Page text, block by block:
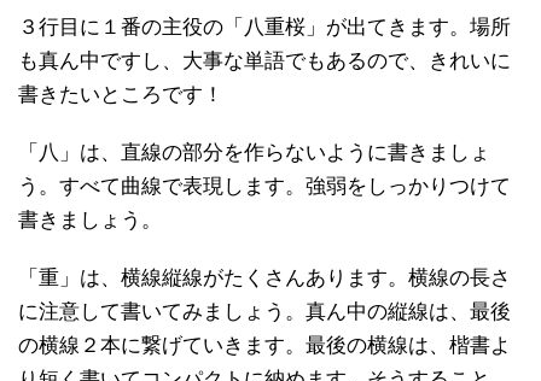
３行目に１番の主役の「八重桜」が出てきます。場所
も真ん中ですし、大事な単語でもあるので、きれいに
書きたいところです！
「八」は、直線の部分を作らないように書きましょ
う。すべて曲線で表現します。強弱をしっかりつけて
書きましょう。
「重」は、横線縦線がたくさんあります。横線の長さ
に注意して書いてみましょう。真ん中の縦線は、最後
の横線２本に繋げていきます。最後の横線は、楷書よ